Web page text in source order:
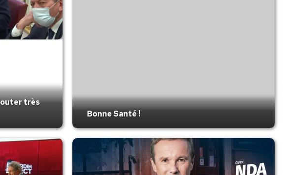
très
Bonne Santé !